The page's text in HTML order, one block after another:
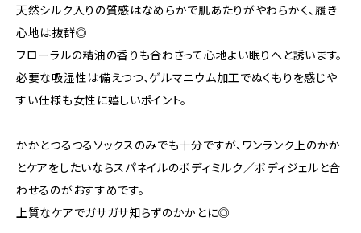
天然シルク入りの質感はなめらかで肌あたりがやわらかく、履き
心地は抜群◎
フローラルの精油の香りも合わさって心地よい眠りへと誘います。
必要な吸湿性は備えつつ、ゲルマニウム加工でぬくもりを感じや
すい仕様も女性に嬉しいポイント。
かかとつるつるソックスのみでも十分ですが、ワンランク上のかか
とケアをしたいならスパネイルのボディミルク／ボディジェルと合
わせるのがおすすめです。
上質なケアでガサガサ知らずのかかとに◎